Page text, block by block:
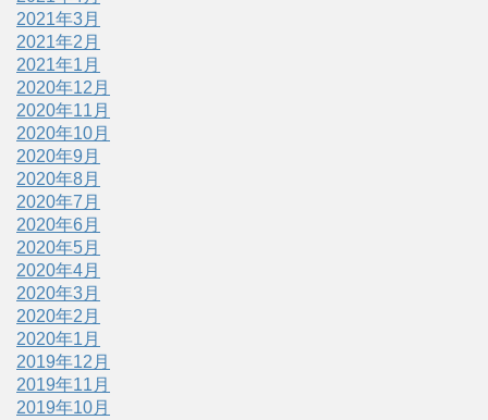
2021年3月
2021年2月
2021年1月
2020年12月
2020年11月
2020年10月
2020年9月
2020年8月
2020年7月
2020年6月
2020年5月
2020年4月
2020年3月
2020年2月
2020年1月
2019年12月
2019年11月
2019年10月